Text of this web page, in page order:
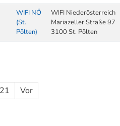
WIFI NÖ
(St.
Pölten)
WIFI Niederösterreich
Mariazeller Straße 97
3100 St. Pölten
Vor